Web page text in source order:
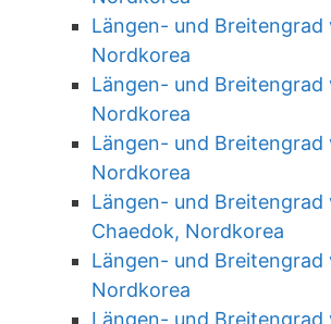
Längen- und Breitengrad
Nordkorea
Längen- und Breitengrad
Nordkorea
Längen- und Breitengrad
Nordkorea
Längen- und Breitengrad
Chaedok, Nordkorea
Längen- und Breitengrad
Nordkorea
Längen- und Breitengrad